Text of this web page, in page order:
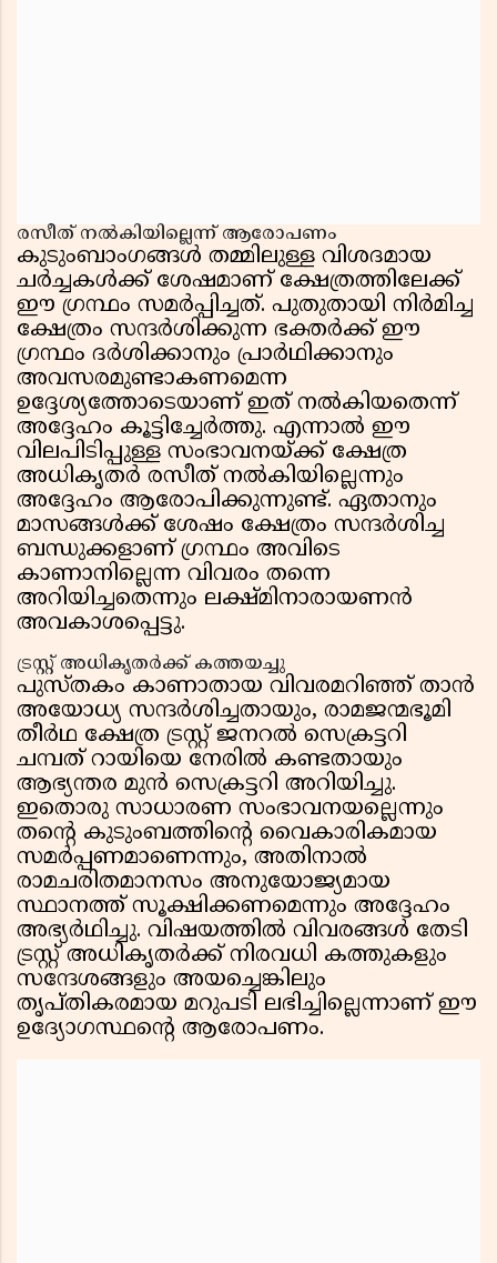
രസീത് നൽകിയില്ലെന്ന് ആരോപണം
കുടുംബാംഗങ്ങൾ തമ്മിലുള്ള വിശദമായ
ചർച്ചകൾക്ക് ശേഷമാണ് ക്ഷേത്രത്തിലേക്ക്
ഈ ഗ്രന്ഥം സമർപ്പിച്ചത്. പുതുതായി നിർമിച്ച
ക്ഷേത്രം സന്ദർശിക്കുന്ന ഭക്തർക്ക് ഈ
ഗ്രന്ഥം ദർശിക്കാനും പ്രാർഥിക്കാനും
അവസരമുണ്ടാകണമെന്ന
ഉദ്ദേശ്യത്തോടെയാണ് ഇത് നൽകിയതെന്ന്
അദ്ദേഹം കൂട്ടിച്ചേർത്തു. എന്നാൽ ഈ
വിലപിടിപ്പുള്ള സംഭാവനയ്ക്ക് ക്ഷേത്ര
അധികൃതർ രസീത് നൽകിയില്ലെന്നും
അദ്ദേഹം ആരോപിക്കുന്നുണ്ട്. ഏതാനും
മാസങ്ങൾക്ക് ശേഷം ക്ഷേത്രം സന്ദർശിച്ച
ബന്ധുക്കളാണ് ഗ്രന്ഥം അവിടെ
കാണാനില്ലെന്ന വിവരം തന്നെ
അറിയിച്ചതെന്നും ലക്ഷ്മിനാരായണൻ
അവകാശപ്പെട്ടു.
ട്രസ്റ്റ് അധികൃതർക്ക് കത്തയച്ചു
പുസ്തകം കാണാതായ വിവരമറിഞ്ഞ് താൻ
അയോധ്യ സന്ദർശിച്ചതായും, രാമജന്മഭൂമി
തീർഥ ക്ഷേത്ര ട്രസ്റ്റ് ജനറൽ സെക്രട്ടറി
ചമ്പത് റായിയെ നേരിൽ കണ്ടതായും
ആഭ്യന്തര മുൻ സെക്രട്ടറി അറിയിച്ചു.
ഇതൊരു സാധാരണ സംഭാവനയല്ലെന്നും
തൻ്റെ കുടുംബത്തിൻ്റെ വൈകാരികമായ
സമർപ്പണമാണെന്നും, അതിനാൽ
രാമചരിതമാനസം അനുയോജ്യമായ
സ്ഥാനത്ത് സൂക്ഷിക്കണമെന്നും അദ്ദേഹം
അഭ്യർഥിച്ചു. വിഷയത്തിൽ വിവരങ്ങൾ തേടി
ട്രസ്റ്റ് അധികൃതർക്ക് നിരവധി കത്തുകളും
സന്ദേശങ്ങളും അയച്ചെങ്കിലും
തൃപ്തികരമായ മറുപടി ലഭിച്ചില്ലെന്നാണ് ഈ
ഉദ്യോഗസ്ഥൻ്റെ ആരോപണം.